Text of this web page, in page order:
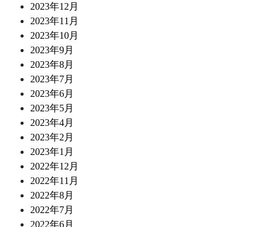
2023年12月
2023年11月
2023年10月
2023年9月
2023年8月
2023年7月
2023年6月
2023年5月
2023年4月
2023年2月
2023年1月
2022年12月
2022年11月
2022年8月
2022年7月
2022年6月